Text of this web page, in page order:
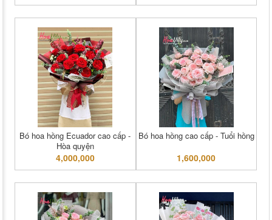
Bó hoa hồng Ecuador cao cấp -
Hòa quyện
4,000,000
Bó hoa hồng cao cấp - Tuổi hồng
1,600,000